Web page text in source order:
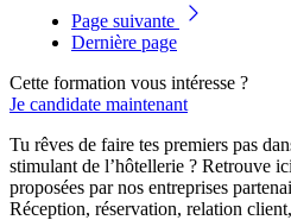
Page suivante
Dernière page
Cette formation vous intéresse ?
Je candidate maintenant
Tu rêves de faire tes premiers pas
stimulant de l’hôtellerie ? Retrouve
proposées par nos entreprises
Réception, réservation, relation